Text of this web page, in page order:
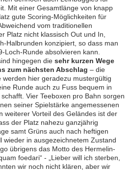
Mit einer Gesamtlänge von knapp
gute Scoring-Möglichkeiten für
vom traditionellen
Platz nicht klassisch Out und In,
Halbrunden konzipiert, so dass man
Loch-Runde absolvieren kann.
hingegen die sehr kurzen Wege
zum nächsten Abschlag – die
werden hier geradezu mustergültig
Runde auch zu Fuss bequem in
schafft. Vier Teeboxen pro Bahn sorgen
seiner Spielstärke angemessenen
weiterer Vorteil des Geländes ist der
der Platz nahezu ganzjährig
samt Grüns auch nach heftigen
wieder in ausgezeichnetem Zustand
übrigens das Motto des Hermelin-
foedari“ - „Lieber will ich sterben,
wir noch nicht klären, aber wir